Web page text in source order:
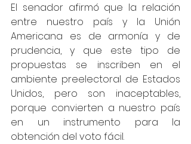
El senador afirmó que la relación
entre nuestro país y la Unión
Americana es de armonía y de
prudencia, y que este tipo de
propuestas se inscriben en el
ambiente preelectoral de Estados
Unidos, pero son inaceptables,
porque convierten a nuestro país
en un instrumento para la
obtención del voto fácil.